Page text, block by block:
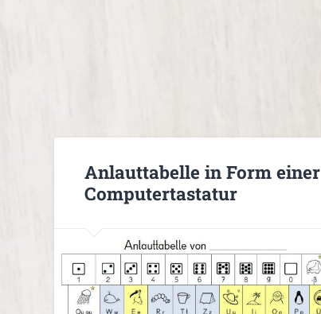
Anlauttabelle in Form einer
Computertastatur